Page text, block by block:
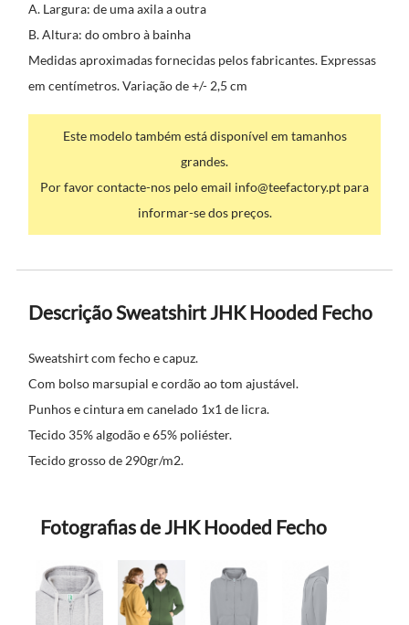
A. Largura: de uma axila a outra
B. Altura: do ombro à bainha
Medidas aproximadas fornecidas pelos fabricantes. Expressas
em centímetros. Variação de +/- 2,5 cm
Este modelo também está disponível em tamanhos
grandes.
Por favor contacte-nos pelo email info@teefactory.pt para
informar-se dos preços.
Descrição Sweatshirt JHK Hooded Fecho
Sweatshirt com fecho e capuz.
Com bolso marsupial e cordão ao tom ajustável.
Punhos e cintura em canelado 1x1 de licra.
Tecido 35% algodão e 65% poliéster.
Tecido grosso de 290gr/m2.
Fotografias de JHK Hooded Fecho